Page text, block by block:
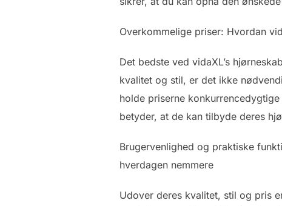
Overkommelige priser: Hvordan
Det bedste ved vidaXL’s
kvalitet og stil, er det ikke
holde priserne
betyder, at de kan tilbyde deres
Brugervenlighed og praktiske
hverdagen nemmere
Udover deres kvalitet, stil og pris